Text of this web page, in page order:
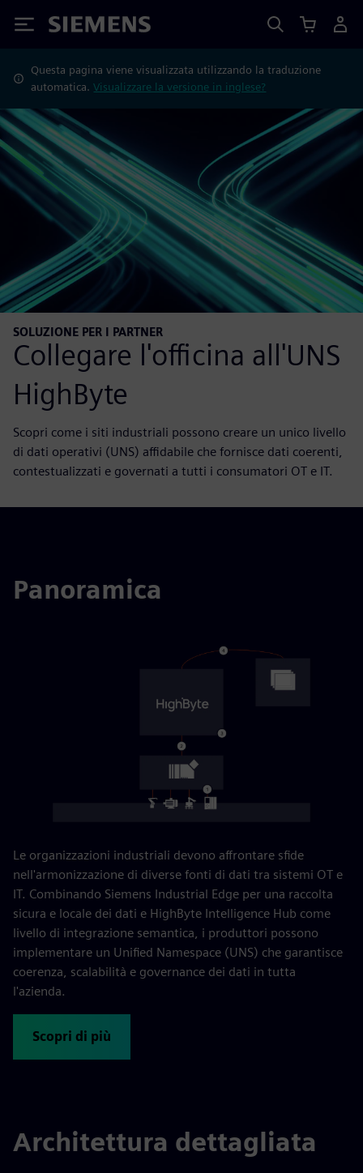
Siemens
Questa pagina viene visualizzata utilizzando la traduzione
automatica.Visualizzare la versione in inglese?
SOLUZIONE PER I PARTNER
Collegare l'officina all'UNS
HighByte
Scopri come i siti industriali possono creare un unico livello
di dati operativi (UNS) affidabile che fornisce dati coerenti,
contestualizzati e governati a tutti i consumatori OT e IT.
Panoramica
Le organizzazioni industriali devono affrontare sfide
nell'armonizzazione di diverse fonti di dati tra sistemi OT e
IT. Combinando Siemens Industrial Edge per una raccolta
sicura e locale dei dati e HighByte Intelligence Hub come
livello di integrazione semantica, i produttori possono
implementare un Unified Namespace (UNS) che garantisce
coerenza, scalabilità e governance dei dati in tutta
l'azienda.
Scopri di più
Architettura dettagliata